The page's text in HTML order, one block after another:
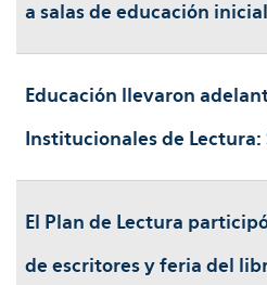
a salas de educación inicial
Educación llevaron
Institucionales de
El Plan de Lectura
de escritores y feria del